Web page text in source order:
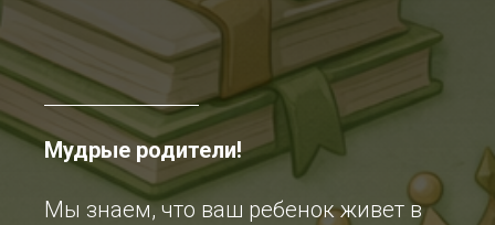
Мудрые родители!
Мы знаем, что ваш ребенок живет в